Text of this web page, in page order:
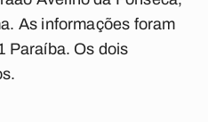
As informações foram
Paraíba. Os dois